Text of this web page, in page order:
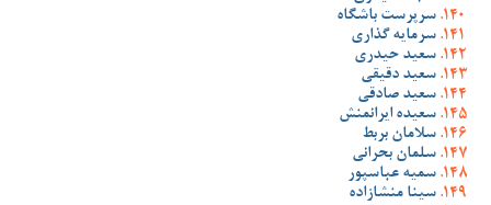
سرپرست باشگاه
سرمایه گذاری
سعید حیدری
سعید دقیقی
سعید صادقی
سعیده ایرانمنش
سلامان بربط
سلمان بحرانی
سمیه عباسپور
سینا منشازاده